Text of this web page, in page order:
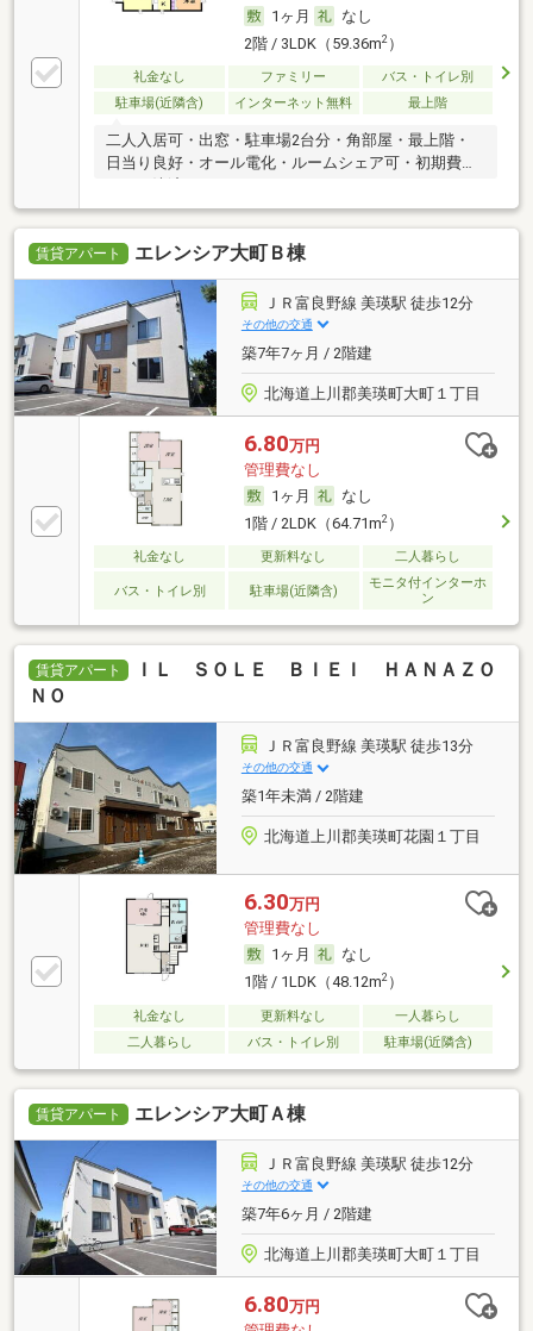
1ヶ月
なし
2階 / 3LDK（59.36m2）
礼金なし ファミリー
バス・トイレ別
駐車場(近隣含)
インターネット無料 最上階
二人入居可・出窓・駐車場2台分・角部屋・最上階・
日当り良好・オール電化・ルームシェア可・初期費用
賃貸アパート エレンシア大町Ｂ棟
ＪＲ富良野線 美瑛駅 徒歩12分
その他の交通
築7年7ヶ月 / 2階建
北海道上川郡美瑛町大町１丁目
6.80万円
管理費なし
1ヶ月
なし
1階 / 2LDK（64.71m2）
礼金なし 更新料なし 二人暮らし
バス・トイレ別 駐車場(近隣含)
モニタ付インターホ
ン
賃貸アパート
ＩＬ ＳＯＬＥ ＢＩＥＩ ＨＡＮＡＺＯ
ＮＯ
ＪＲ富良野線 美瑛駅 徒歩13分
その他の交通
築1年未満 / 2階建
北海道上川郡美瑛町花園１丁目
6.30万円
管理費なし
1ヶ月
なし
1階 / 1LDK（48.12m2）
礼金なし 更新料なし
一人暮らし
二人暮らし
バス・トイレ別 駐車場(近隣含)
賃貸アパート エレンシア大町Ａ棟
ＪＲ富良野線 美瑛駅 徒歩12分
その他の交通
築7年6ヶ月 / 2階建
北海道上川郡美瑛町大町１丁目
6.80万円